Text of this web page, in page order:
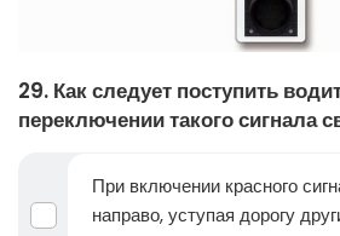
29. Как следует поступить
переключении такого сигнала
При включении красного
направо, уступая дорогу